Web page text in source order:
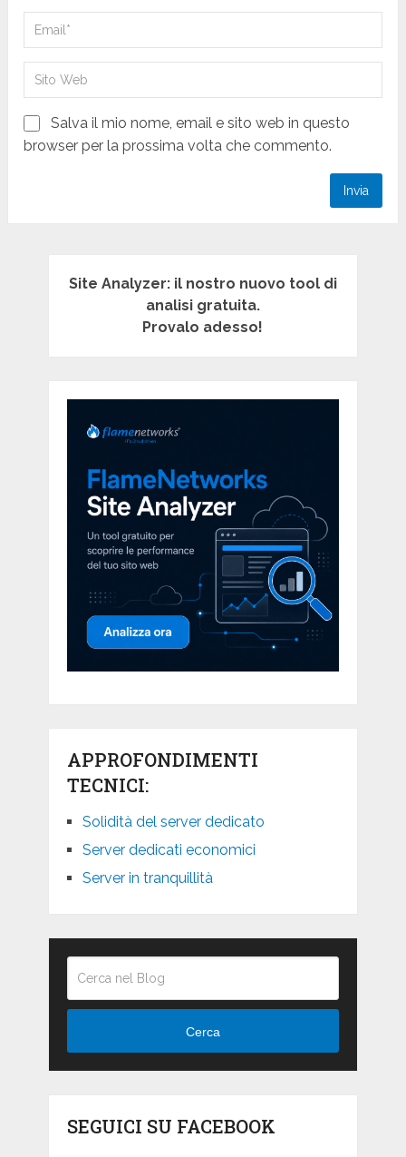
Salva il mio nome, email e sito web in questo
browser per la prossima volta che commento.
Site Analyzer: il nostro nuovo tool di
analisi gratuita.
Provalo adesso!
APPROFONDIMENTI
TECNICI:
Solidità del server dedicato
Server dedicati economici
Server in tranquillità
Cerca
SEGUICI SU FACEBOOK